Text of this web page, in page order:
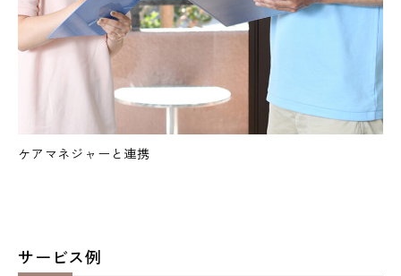
ケアマネジャーと連携
サービス例